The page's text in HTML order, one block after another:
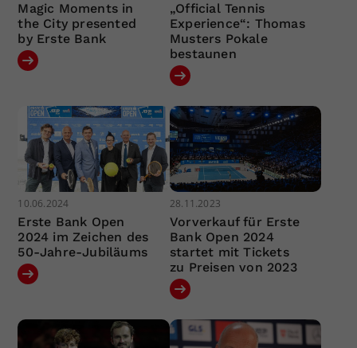
Magic Moments in
the City presented
by Erste Bank
„Official Tennis
Experience“: Thomas
Musters Pokale
bestaunen
10.06.2024
Erste Bank Open
2024 im Zeichen des
50-Jahre-Jubiläums
28.11.2023
Vorverkauf für Erste
Bank Open 2024
startet mit Tickets
zu Preisen von 2023